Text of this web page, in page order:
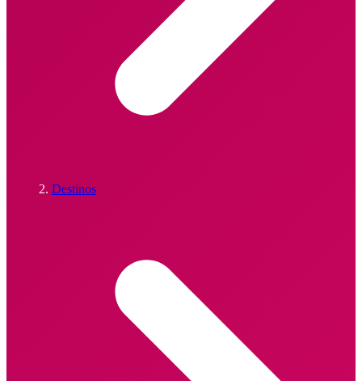
Destinos